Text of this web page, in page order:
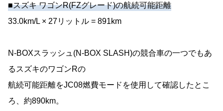
■スズキ ワゴンR(FZグレード)の航続可能距離
33.0km/L × 27リットル = 891km
N-BOXスラッシュ(N-BOX SLASH)の競合車の一つでもあ
るスズキのワゴンRの
航続可能距離をJC08燃費モードを使用して確認したとこ
ろ、約890km。